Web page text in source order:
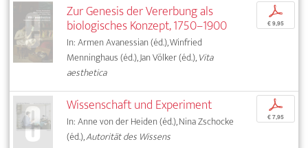
Zur Genesis der Vererbung als
biologisches Konzept, 1750–1900
In: Armen Avanessian (éd.), Winfried
Menninghaus (éd.), Jan Völker (éd.),Vita
aesthetica
p
€ 9,95
Wissenschaft und Experiment
In: Anne von der Heiden (éd.), Nina Zschocke
(éd.),Autorität des Wissens
p
€ 7,95